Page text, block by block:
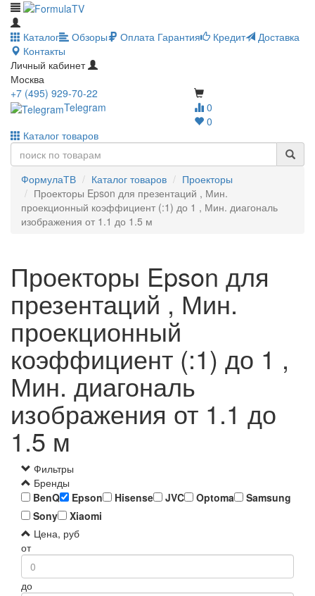
Каталог Обзоры Оплата Гарантия Кредит
Доставка
Контакты
Личный кабинет
Москва
0
0
+7 (495) 929-70-22
Telegram
Каталог товаров
ФормулаТВ Каталог товаров
Проекторы
Проекторы Epson для презентаций , Мин.
проекционный коэффициент (:1) до 1 , Мин. диагональ
изображения от 1.1 до 1.5 м
Проекторы Epson для
презентаций , Мин.
проекционный
коэффициент (:1) до 1 ,
Мин. диагональ
изображения от 1.1 до
1.5 м
Фильтры
Бренды
BenQ
Epson Hisense JVC Optoma
Samsung
Sony
Xiaomi
Цена, руб
от
до